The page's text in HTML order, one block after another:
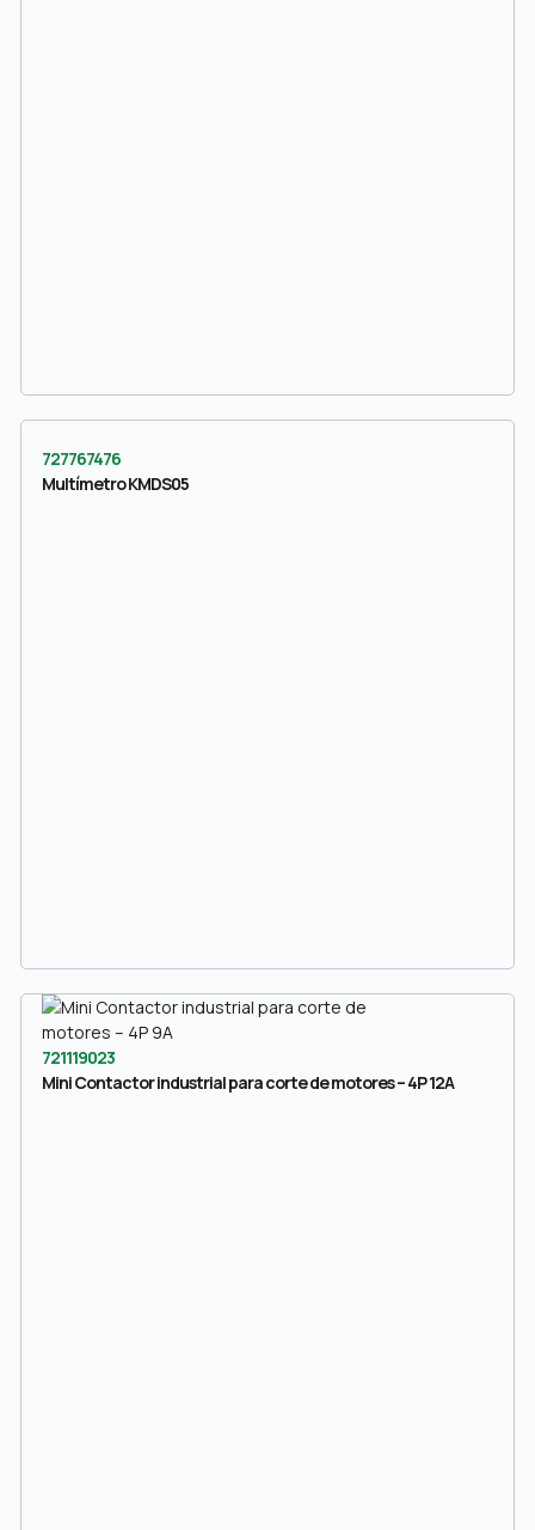
727767476
Multímetro KMDS05
721119023
Mini Contactor industrial para corte de motores – 4P 12A